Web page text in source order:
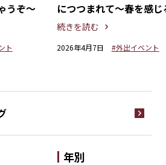
うぞ～
ト
につつまれて〜春を感
見ドライブ
続きを読む
2026年4月7日 #外出イベント
年別